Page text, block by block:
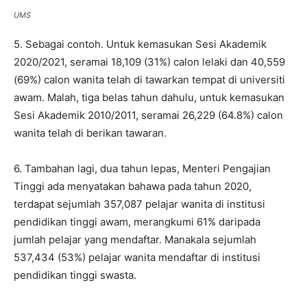
UMS
5. Sebagai contoh. Untuk kemasukan Sesi Akademik
2020/2021, seramai 18,109 (31%) calon lelaki dan 40,559
(69%) calon wanita telah di tawarkan tempat di universiti
awam. Malah, tiga belas tahun dahulu, untuk kemasukan
Sesi Akademik 2010/2011, seramai 26,229 (64.8%) calon
wanita telah di berikan tawaran.
6. Tambahan lagi, dua tahun lepas, Menteri Pengajian
Tinggi ada menyatakan bahawa pada tahun 2020,
terdapat sejumlah 357,087 pelajar wanita di institusi
pendidikan tinggi awam, merangkumi 61% daripada
jumlah pelajar yang mendaftar. Manakala sejumlah
537,434 (53%) pelajar wanita mendaftar di institusi
pendidikan tinggi swasta.